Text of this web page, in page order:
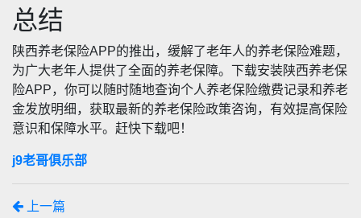
总结
陕西养老保险APP的推出，缓解了老年人的养老保险难题，
为广大老年人提供了全面的养老保障。下载安装陕西养老保
险APP，你可以随时随地查询个人养老保险缴费记录和养老
金发放明细，获取最新的养老保险政策咨询，有效提高保险
意识和保障水平。赶快下载吧！
j9老哥俱乐部
上一篇